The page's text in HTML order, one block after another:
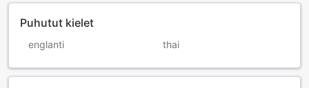
Puhutut kielet
englanti thai